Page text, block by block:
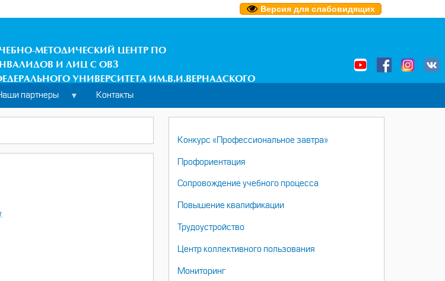
Версия для слабовидящих
МЕТОДИЧЕСКИЙ ЦЕНТР ПО
И ЛИЦ С ОВЗ
УНИВЕРСИТЕТА ИМ.В.И.ВЕРНАДСКОГО
партнеры Контакты
Конкурс «Профессиональное завтра»
Профориентация
Сопровождение учебного процесса
Повышение квалификации
Трудоустройство
Центр коллективного пользования
Мониторинг